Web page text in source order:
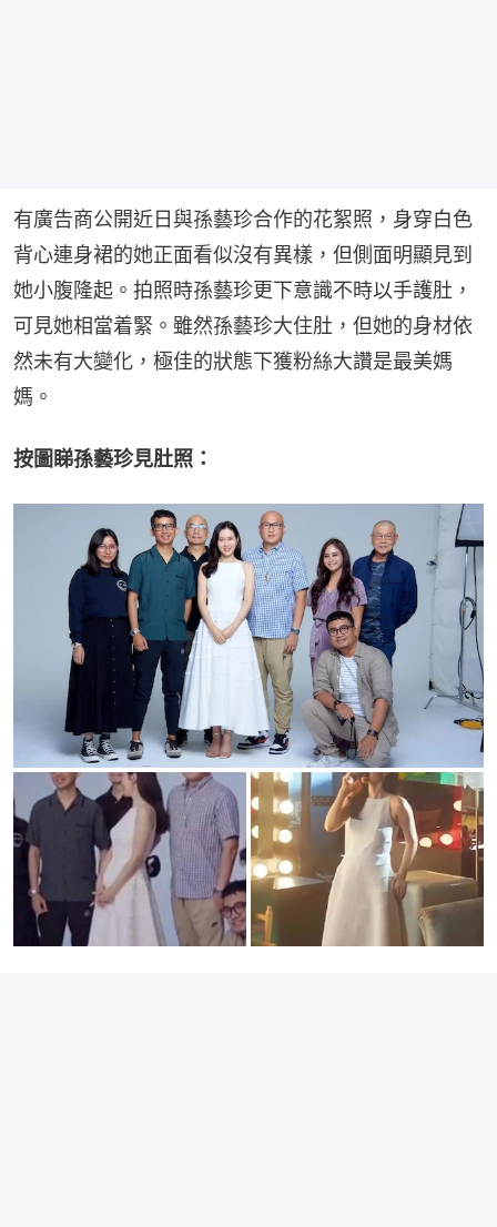
有廣告商公開近日與孫藝珍合作的花絮照，身穿白色
背心連身裙的她正面看似沒有異樣，但側面明顯見到
她小腹隆起。拍照時孫藝珍更下意識不時以手護肚，
可見她相當着緊。雖然孫藝珍大住肚，但她的身材依
然未有大變化，極佳的狀態下獲粉絲大讚是最美媽
媽。
按圖睇孫藝珍見肚照：